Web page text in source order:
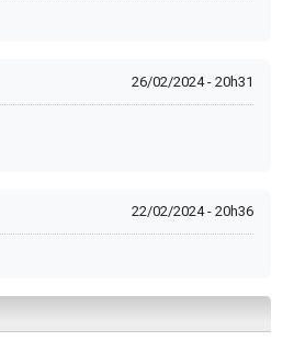
26/02/2024 - 20h31
22/02/2024 - 20h36